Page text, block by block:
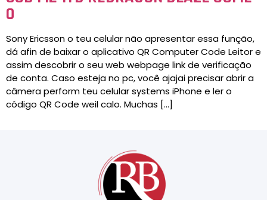
0
Sony Ericsson o teu celular não apresentar essa função,
dá afin de baixar o aplicativo QR Computer Code Leitor e
assim descobrir o seu web webpage link de verificação
de conta. Caso esteja no pc, você ajajai precisar abrir a
câmera perform teu celular systems iPhone e ler o
código QR Code weil calo. Muchas […]